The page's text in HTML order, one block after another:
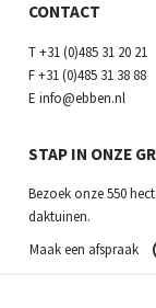
CONTACT
T+31 (0)485 31 20 21
F+31 (0)485 31 38 88
E info@ebben.nl
STAP IN ONZE
Bezoek onze 550
daktuinen.
Maak een afspraak